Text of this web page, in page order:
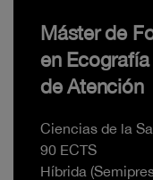
Máster de
en
de Atención
Ciencias de la
90 ECTS
Híbrida